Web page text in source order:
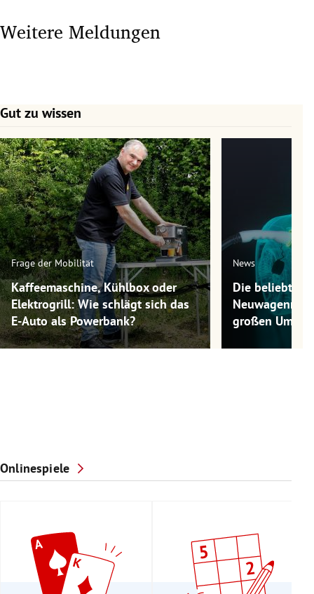
Weitere Meldungen
Gut zu wissen
Slide 1 von 7
Frage der Mobilität
Kaffeemaschine, Kühlbox oder
Elektrogrill: Wie schlägt sich das
E-Auto als Powerbank?
News
Die
großen
Onlinespiele